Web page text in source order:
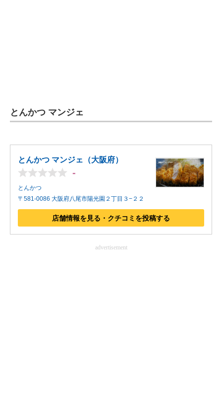
エレクトロニクス専門サイト
建設×テクノロジーの最前線
とんかつ マンジェ
とんかつ マンジェ（大阪府）
-
とんかつ
〒581-0086 大阪府八尾市陽光園２丁目３−２２
店舗情報を見る・クチコミを投稿する
advertisement